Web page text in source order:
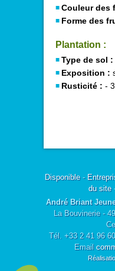
Couleur des
Forme des
Plantation :
Type de sol :
Exposition :
Rusticité : -
Disponible-
du site
André Briant
La Bouvinerie -
Tél. +33 2 41 96
Email